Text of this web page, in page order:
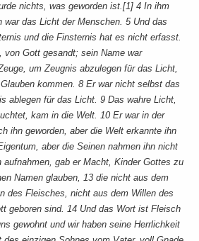
nichts, was geworden ist.[1] 4 In ihm
war das Licht der Menschen. 5 Und das
und die Finsternis hat es nicht erfasst.
Gott gesandt; sein Name war
um Zeugnis abzulegen für das Licht,
kommen. 8 Er war nicht selbst das
ablegen für das Licht. 9 Das wahre Licht,
kam in die Welt. 10 Er war in der
ihn geworden, aber die Welt erkannte ihn
aber die Seinen nahmen ihn nicht
aufnahmen, gab er Macht, Kinder Gottes zu
Namen glauben, 13 die nicht aus dem
des Fleisches, nicht aus dem Willen des
geboren sind. 14 Und das Wort ist Fleisch
gewohnt und wir haben seine Herrlichkeit